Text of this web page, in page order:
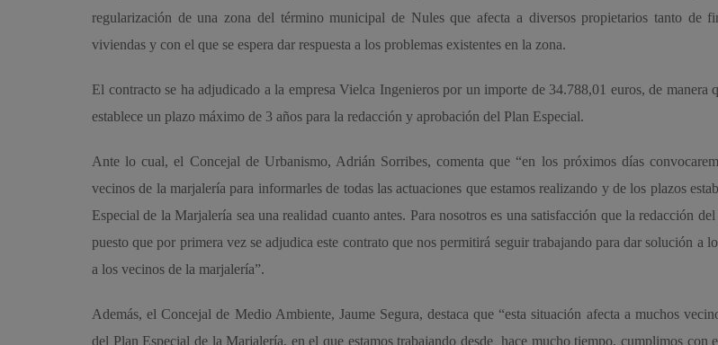
regularización de una zona del término municipal de Nules que afecta a diversos propietarios tanto de
viviendas y con el que se espera dar respuesta a los problemas existentes en la zona.
El contracto se ha adjudicado a la empresa Vielca Ingenieros por un importe de 34.788,01 euros, de manera
establece un plazo máximo de 3 años para la redacción y aprobación del Plan Especial.
Ante lo cual, el Concejal de Urbanismo, Adrián Sorribes, comenta que “en los próximos días
vecinos de la marjalería para informarles de todas las actuaciones que estamos realizando y de los plazos
Especial de la Marjalería sea una realidad cuanto antes. Para nosotros es una satisfacción que la redacción
puesto que por primera vez se adjudica este contrato que nos permitirá seguir trabajando para dar solución a
a los vecinos de la marjalería”.
Además, el Concejal de Medio Ambiente, Jaume Segura, destaca que “esta situación afecta a muchos
del Plan Especial de la Marjalería, en el que estamos trabajando desde hace mucho tiempo, cumplimos con